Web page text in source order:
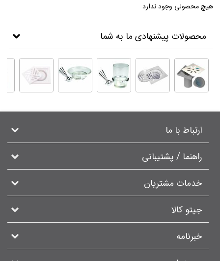
هیچ محصولی وجود ندارد
محصولات پیشنهادی ما به شما
ارتباط با ما
راهنما / پشتیبانی
خدمات مشتریان
جیتو کالا
خبرنامه